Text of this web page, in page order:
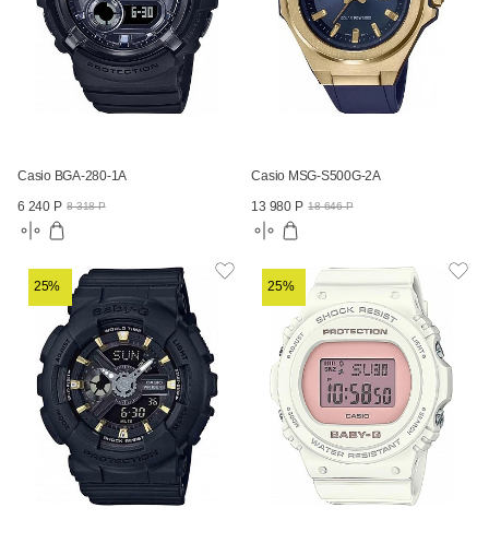
Casio BGA-280-1A
6 240 Р 8 318 Р
Casio MSG-S500G-2A
13 980 Р 18 646 Р
25% 25%